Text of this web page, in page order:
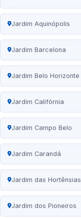
Jardim Aquinópolis
Jardim Barcelona
Jardim Belo Horizonte
Jardim Califórnia
Jardim Campo Belo
Jardim Carandá
Jardim das Hortênsias
Jardim dos Pioneiros